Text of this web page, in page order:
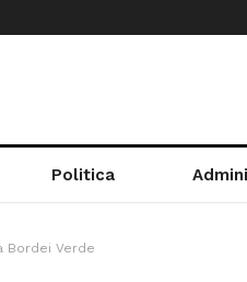
Politica
Bordei Verde